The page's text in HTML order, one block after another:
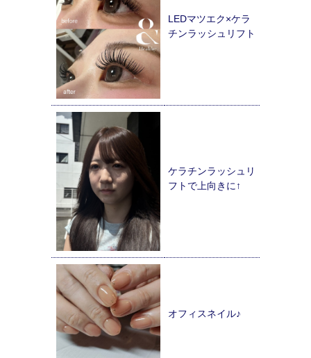
LEDマツエク×ケラ
チンラッシュリフト
ケラチンラッシュリ
フトで上向きに↑
オフィスネイル♪